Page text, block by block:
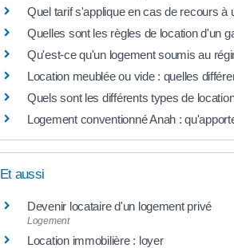
Quel tarif s'applique en cas de recours à
Quelles sont les règles de location d'un
Qu'est-ce qu'un logement soumis au
Location meublée ou vide : quelles
Quels sont les différents types de
Logement conventionné Anah :
Et aussi
Devenir locataire d'un logement privé
Logement
Location immobilière : loyer